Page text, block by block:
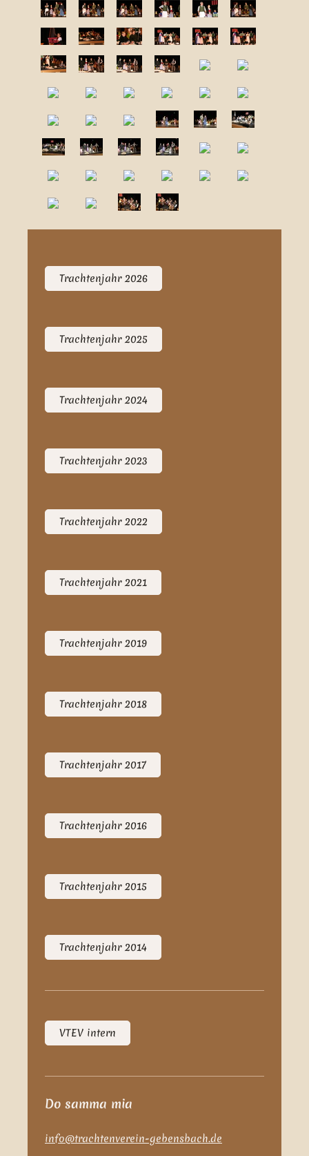
Trachtenjahr 2026
Trachtenjahr 2025
Trachtenjahr 2024
Trachtenjahr 2023
Trachtenjahr 2022
Trachtenjahr 2021
Trachtenjahr 2019
Trachtenjahr 2018
Trachtenjahr 2017
Trachtenjahr 2016
Trachtenjahr 2015
Trachtenjahr 2014
VTEV intern
Do samma mia
info@trachtenverein-gebensbach.de